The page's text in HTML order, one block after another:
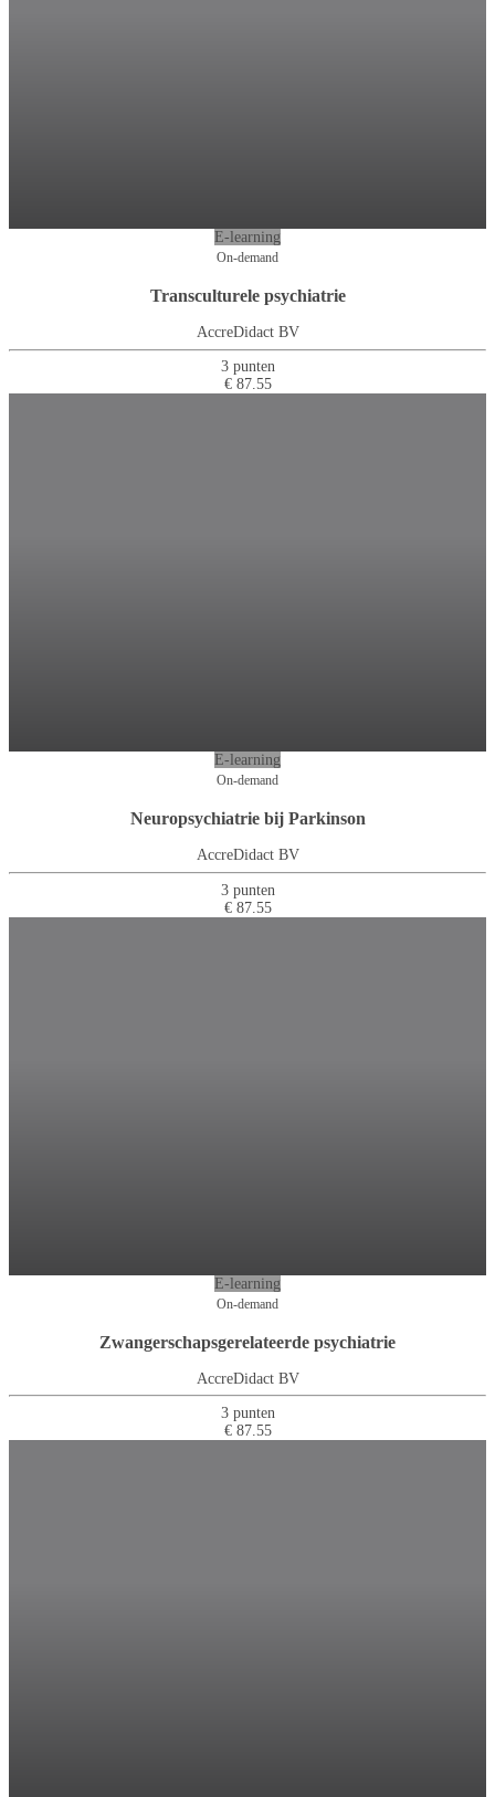
E-learning
On-demand
Transculturele psychiatrie
AccreDidact BV
3 punten
€ 87.55
E-learning
On-demand
Neuropsychiatrie bij Parkinson
AccreDidact BV
3 punten
€ 87.55
E-learning
On-demand
Zwangerschapsgerelateerde psychiatrie
AccreDidact BV
3 punten
€ 87.55